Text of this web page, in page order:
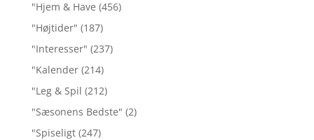
"Hjem & Have (456)
"Højtider" (187)
"Interesser" (237)
"Kalender (214)
"Leg & Spil (212)
"Sæsonens Bedste" (2)
"Spiseligt (247)